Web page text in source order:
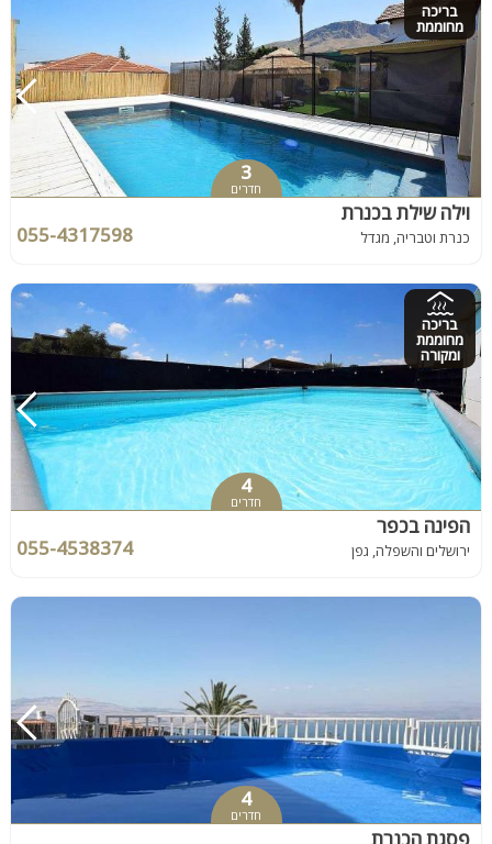
בריכה
מחוממת
3
חדרים
וילה שילת בכנרת
כנרת וטבריה, מגדל 055-4317598
בריכה
מחוממת
ומקורה
4
חדרים
הפינה בכפר
ירושלים והשפלה, גפן 055-4538374
4
חדרים